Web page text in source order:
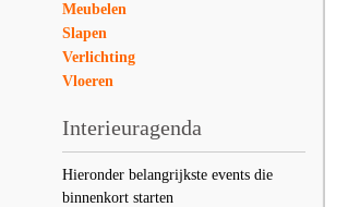
Meubelen
Slapen
Verlichting
Vloeren
Interieuragenda
Hieronder belangrijkste events die
binnenkort starten